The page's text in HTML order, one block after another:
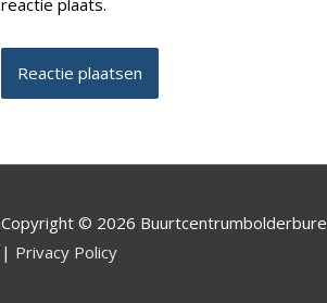
Copyright © 2026
| Privacy Policy